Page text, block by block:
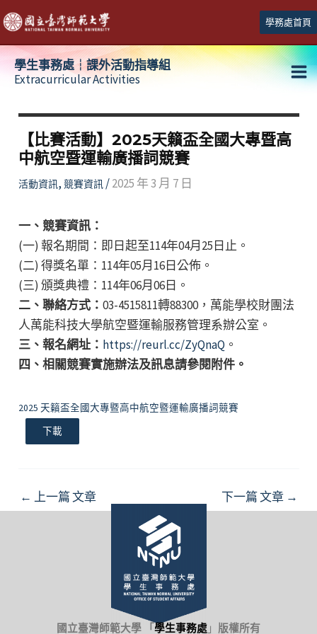
跳
至
主
學務處首頁
學生事務處┆課外活動指導組
Extracurricular Activities
【比賽活動】2025天籟盃全國大專暨高
中航空暨運輸廣播詞競賽
活動資訊, 競賽資訊/2025 年 3 月 7 日
一、競賽資訊：
(一) 報名期間：即日起至114年04月25日止。
(二) 得獎名單：114年05月16日公佈。
(三) 頒獎典禮：114年06月06日。
二、聯絡方式： 03-4515811轉88300，萬能學校財團法
人萬能科技大學航空暨運輸服務管理系辦公室。
三、報名網址： https://reurl.cc/ZyQnaQ 。
四、相關競賽實施辦法及訊息請參閱附件。
2025 天籟盃全國大專暨高中航空暨運輸廣播詞競賽
下載
Post
navigation
← 上一篇 文章 下一篇 文章 →
國立臺灣師範大學 「 學生事務處 」 版權所有